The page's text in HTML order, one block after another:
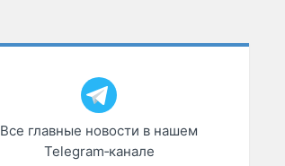
Все главные новости в нашем
Telegram‑канале